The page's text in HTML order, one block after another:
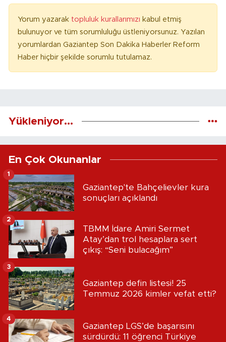
Yorum yazarak topluluk kurallarımızı kabul etmiş
bulunuyor ve tüm sorumluluğu üstleniyorsunuz. Yazılan
yorumlardan Gaziantep Son Dakika Haberler Reform
Haber hiçbir şekilde sorumlu tutulamaz.
Yükleniyor...
En Çok Okunanlar
Gaziantep'te Bahçelievler kura
sonuçları açıklandı
1
TBMM İdare Amiri Sermet
Atay’dan trol hesaplara sert
çıkış: “Seni bulacağım”
2
Gaziantep defin listesi! 25
Temmuz 2026 kimler vefat etti?
3
Gaziantep LGS’de başarısını
sürdürdü: 11 öğrenci Türkiye
4